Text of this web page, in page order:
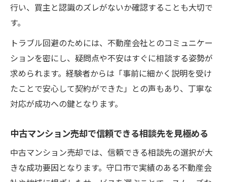
行い、買主と認識のズレがないか確認することも大切で
す。
トラブル回避のためには、不動産会社とのコミュニケー
ションを密にし、疑問点や不安はすぐに相談する姿勢が
求められます。経験者からは「事前に細かく説明を受け
たことで安心して契約ができた」との声もあり、丁寧な
対応が成功への鍵となります。
中古マンション売却で信頼できる相談先を見極める
中古マンション売却では、信頼できる相談先の選択が大
きな成功要因となります。守口市で実績のある不動産会